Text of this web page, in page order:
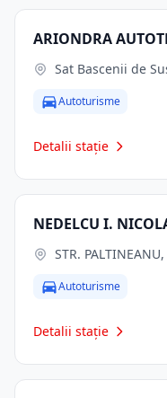
ARIONDRA
Sat Bascenii de
Autoturisme
Detalii stație
STR.
Autoturisme
Detalii stație